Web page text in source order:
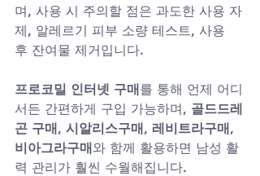
며, 사용 시 주의할 점은 과도한 사용 자
제, 알레르기 피부 소량 테스트, 사용
후 잔여물 제거입니다.
프로코밀 인터넷 구매를 통해 언제 어디
서든 간편하게 구입 가능하며, 골드드레
곤 구매, 시알리스구매, 레비트라구매,
비아그라구매와 함께 활용하면 남성 활
력 관리가 훨씬 수월해집니다.